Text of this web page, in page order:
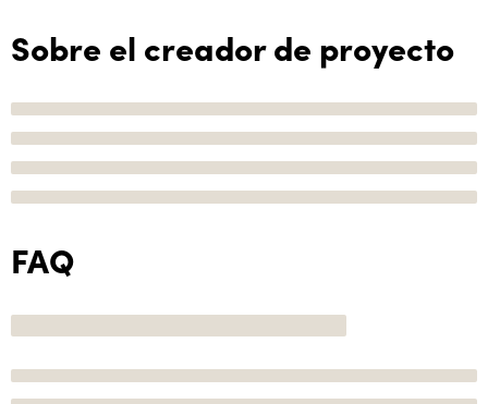
Sobre el creador de proyecto
FAQ